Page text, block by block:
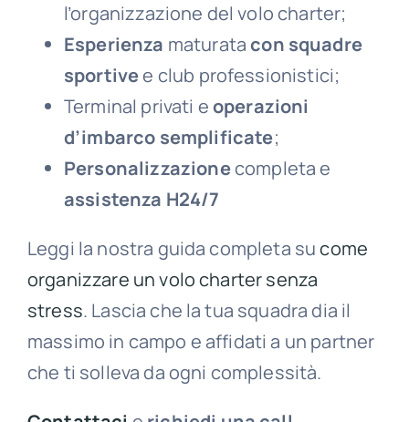
l’organizzazione del volo charter;
Esperienza maturatacon squadre
sportivee club professionistici;
Terminal privati eoperazioni
d’imbarco semplificate;
Personalizzazionecompleta e
assistenza H24/7
Leggi la nostra guida completa sucome
organizzare un volo charter senza
stress. Lascia che la tua squadra dia il
massimo in campo e affidati a un partner
che ti solleva da ogni complessità.